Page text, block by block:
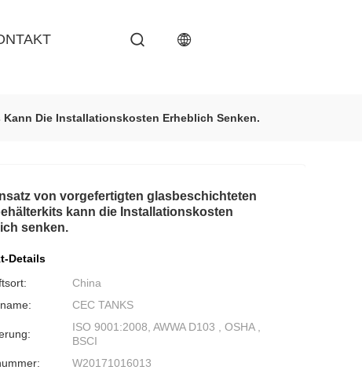
Die Installationskosten Erheblich Senken.
von vorgefertigten glasbeschichteten
kann die Installationskosten
senken.
Details
China
CEC TANKS
ISO 9001:2008, AWWA D103 , OSHA ,
BSCI
W20171016013